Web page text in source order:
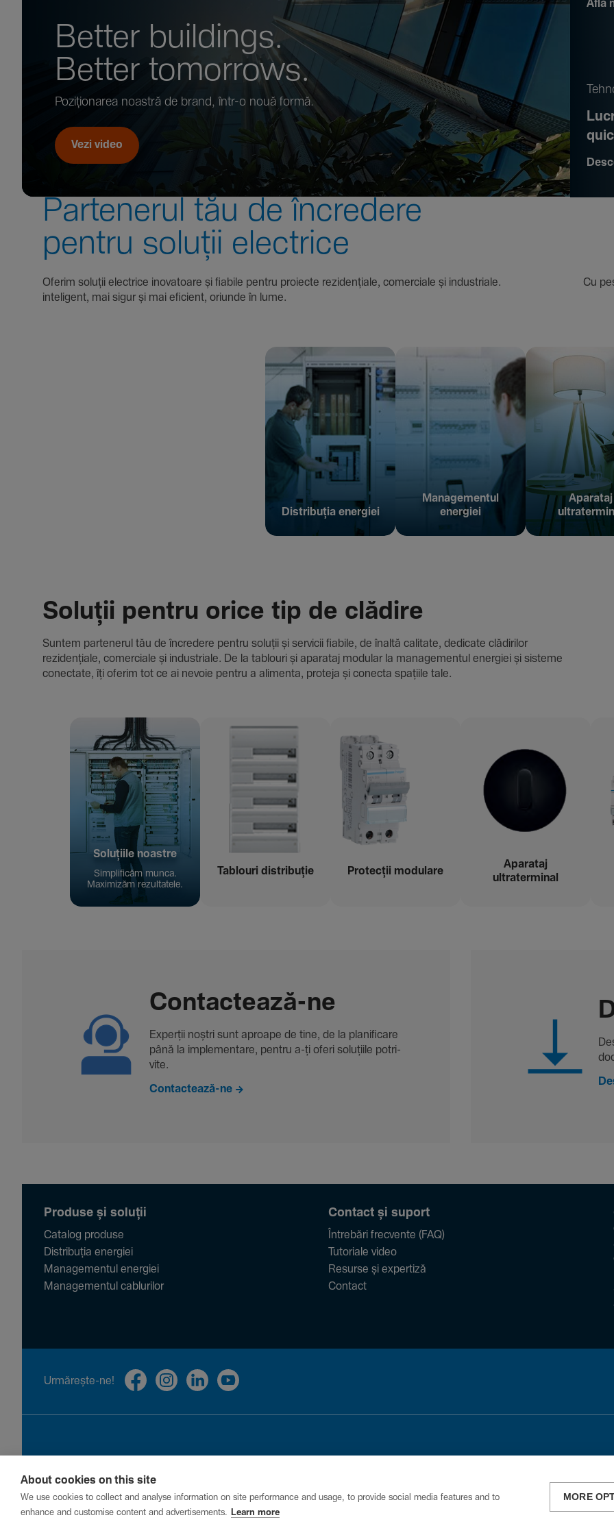
Better buil­dings.
Better tomor­rows.
Pozi­țio­narea noastră de brand, într-o nouă formă.
Vezi video
Află
Parte­nerul tău de încre­dere
pentru soluții electrice
Oferim soluții electrice inova­toare și fiabile pentru proiecte rezi­den­țiale, comer­ciale și indus­triale. Cu peste
inte­li­gent, mai sigur și mai eficient, oriunde în lume.
Distribuția energiei
Managementul
energiei
Aparataj
Soluții pentru orice tip de clădire
Suntem parte­nerul tău de încre­dere pentru soluții și servicii fiabile, de înaltă cali­tate, dedi­cate clădi­rilor
rezi­den­țiale, comer­ciale și indus­triale. De la tablouri și aparataj modular la managementul energiei și sisteme
conec­tate, îți oferim tot ce ai nevoie pentru a alimenta, proteja și conecta spațiile tale.
Solu­țiile noastre
Simpli­ficăm munca.
Maxi­mizăm rezul­ta­tele.
Tablouri distribuție Protecții modu­lare
Aparataj
ultraterminal
Contac­tează-ne
Experții noștri sunt aproape de tine, de la plani­fi­care
până la imple­men­tare, pentru a-ți oferi solu­țiile potri­
vite.
Contactează-ne
Produse și soluții
Catalog produse
Distribuția energiei
Managementul energiei
Managementul cablurilor
Contact și suport
Întrebări frecvente (FAQ)
Tutoriale video
Resurse și expertiză
Contact
Urmă­rește-ne!
Privacy Cookies
About cookies on this site
We use cookies to collect and analyse information on site performance and usage, to provide social media features and to
enhance and customise content and advertisements.
Learn more
MORE